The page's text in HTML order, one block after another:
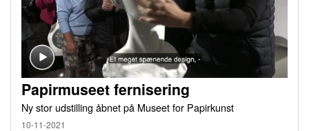
Papirmuseet fernisering
Ny stor udstilling åbnet på Museet for Papirkunst
10-11-2021